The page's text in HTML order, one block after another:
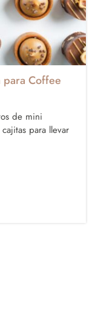
Coffee
de mini
para llevar